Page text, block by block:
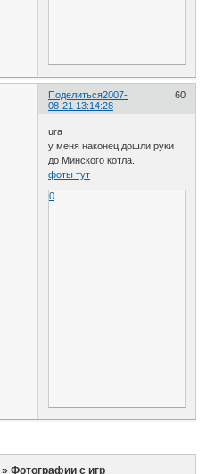
Поделиться 60
2007-
08-21 13:14:28
ura
у меня наконец дошли руки
до Минского котла..
фоты тут
0
»Фотографии с игр